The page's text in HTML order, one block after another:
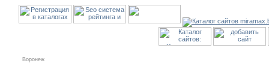
Воронеж